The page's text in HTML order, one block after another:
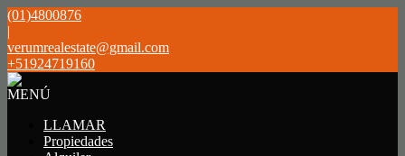
(01)4800876
|
verumrealestate@gmail.com
+51924719160
MENÚ
LLAMAR
Propiedades